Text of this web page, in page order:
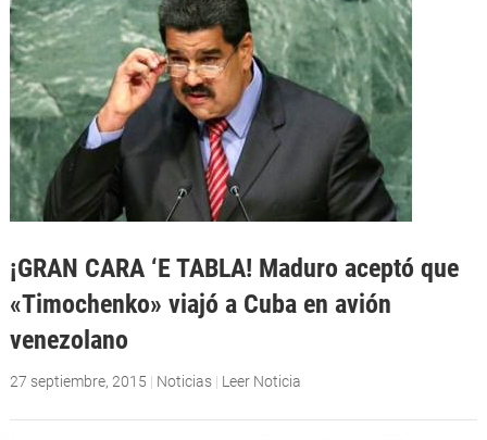
¡GRAN CARA ‘E TABLA! Maduro aceptó que
«Timochenko» viajó a Cuba en avión
venezolano
27 septiembre, 2015 | Noticias | Leer Noticia